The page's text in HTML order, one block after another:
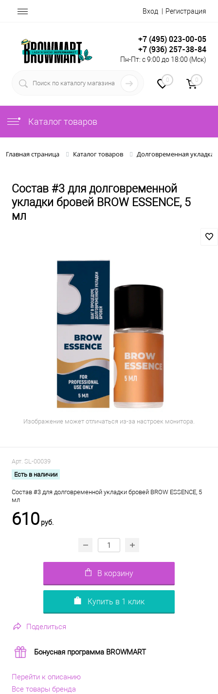
Вход Регистрация
+7 (495) 023-00-05
+7 (936) 257-38-84
Пн-Пт: с 9:00 до 18:00 (Мск)
0 0
Каталог товаров
Главная страница Каталог товаров Долговременная укладка
Состав #3 для долговременной
укладки бровей BROW ESSENCE, 5
мл
Изображение может отличаться из-за настроек монитора.
Арт. SL-00039
Есть в наличии
Состав #3 для долговременной укладки бровей BROW ESSENCE, 5
мл
610 руб.
В корзину
Купить в 1 клик
Поделиться
Бонусная программа BROWMART
Перейти к описанию
Все товары бренда